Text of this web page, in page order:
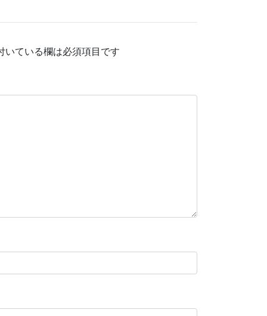
いている欄は必須項目です